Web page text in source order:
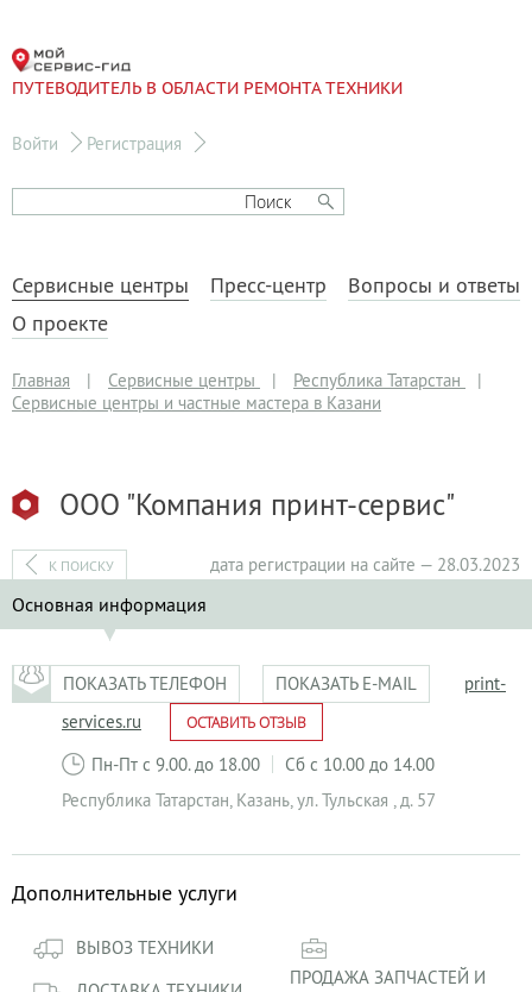
ПУТЕВОДИТЕЛЬ В ОБЛАСТИ РЕМОНТА ТЕХНИКИ
Войти Регистрация
Сервисные центры Пресс-центр
Вопросы и ответы
О проекте
Главная | Сервисные центры | Республика Татарстан
|
Сервисные центры и частные мастера в Казани
ООО "Компания принт-сервис"
К ПОИСКУ дата регистрации на сайте — 28.03.2023
Основная информация
ПОКАЗАТЬ ТЕЛЕФОН ПОКАЗАТЬ E-MAIL
print-
services.ru
ОСТАВИТЬ ОТЗЫВ
Пн-Пт с 9.00. до 18.00
Сб с 10.00 до 14.00
Республика Татарстан, Казань,ул. Тульская , д. 57
Дополнительные услуги
ВЫВОЗ ТЕХНИКИ
ПРОДАЖА ЗАПЧАСТЕЙ И